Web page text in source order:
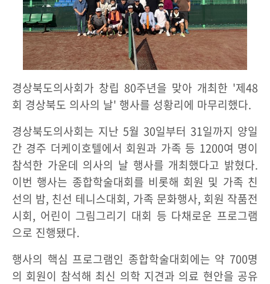
경상북도의사회가 창립 80주년을 맞아 개최한 '제48
회 경상북도 의사의 날' 행사를 성황리에 마무리했다.
경상북도의사회는 지난 5월 30일부터 31일까지 양일
간 경주 더케이호텔에서 회원과 가족 등 1200여 명이
참석한 가운데 의사의 날 행사를 개최했다고 밝혔다.
이번 행사는 종합학술대회를 비롯해 회원 및 가족 친
선의 밤, 친선 테니스대회, 가족 문화행사, 회원 작품전
시회, 어린이 그림그리기 대회 등 다채로운 프로그램
으로 진행됐다.
행사의 핵심 프로그램인 종합학술대회에는 약 700명
의 회원이 참석해 최신 의학 지견과 의료 현안을 공유